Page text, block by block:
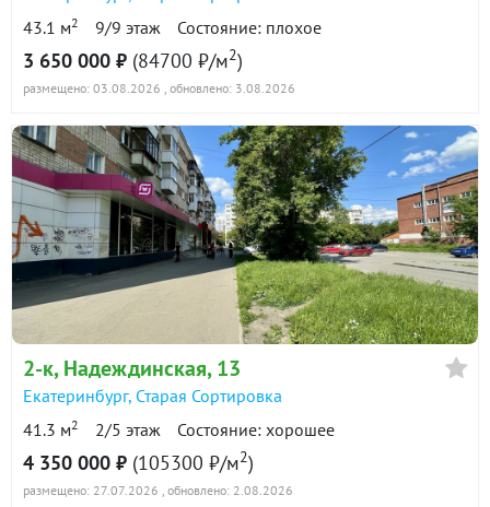
43.1 м2 9/9 этаж Состояние: плохое
3 650 000 ₽ (84700 ₽/м2)
размещено: 03.08.2026 , обновлено: 3.08.2026
2-к, Надеждинская, 13
Екатеринбург, Старая Сортировка
41.3 м2 2/5 этаж Состояние: хорошее
4 350 000 ₽ (105300 ₽/м2)
размещено: 27.07.2026 , обновлено: 2.08.2026